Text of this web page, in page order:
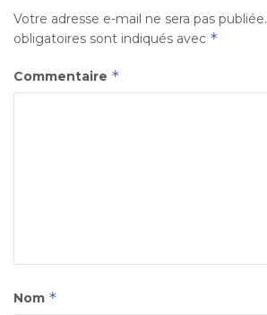
Votre adresse e-mail ne sera pas publiée.
obligatoires sont indiqués avec *
Commentaire *
Nom *